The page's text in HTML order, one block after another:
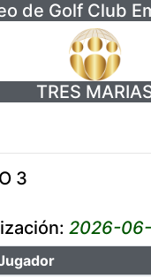
de Golf Club
TRES
3
2026-